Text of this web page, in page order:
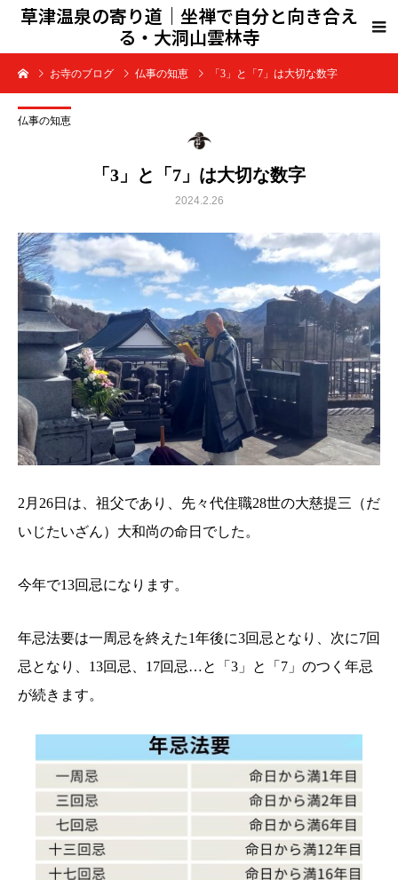
草津温泉の寄り道｜坐禅で自分と向き合え
る・大洞山雲林寺
お寺のブログ 仏事の知恵 「3」と「7」は大切な数字
仏事の知恵
「3」と「7」は大切な数字
2024.2.26
2月26日は、祖父であり、先々代住職28世の大慈提三（だ
いじたいざん）大和尚の命日でした。
今年で13回忌になります。
年忌法要は一周忌を終えた1年後に3回忌となり、次に7回
忌となり、13回忌、17回忌…と「3」と「7」のつく年忌
が続きます。